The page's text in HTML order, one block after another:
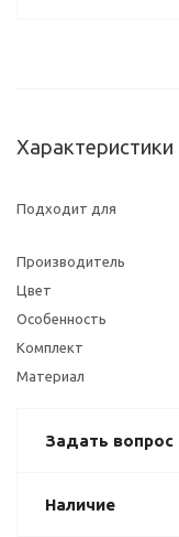
Характеристики
Подходит для
Производитель
Цвет
Особенность
Комплект
Материал
Задать вопрос
Наличие